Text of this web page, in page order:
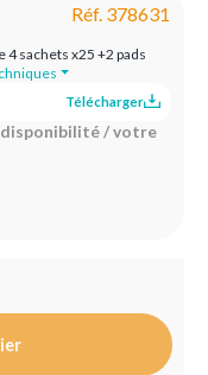
Réf. 378631
4 sachets x25 +2 pads
Télécharger
/ votre